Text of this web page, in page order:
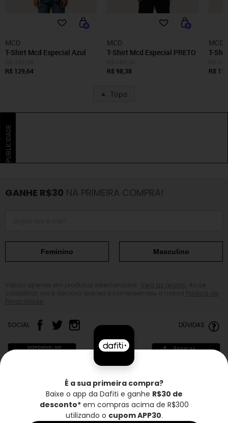
MCD
T-Shirt Mcd Especial Azul
R$ 129,64
MCD
T-Shirt Mcd Especial PRETO
R$ 98,38
MCD
T-
R$
Topo
PUBLICIDADE
GANHE R$30 NA PRIMEIRA COMPRA!
Feminino Masculino
SOCIAL DÚVIDAS
Frete grátis* Troca grátis Entrega rápida
É a sua primeira compra?
Baixe o app da Dafiti e ganhe R$30 de
desconto*em compras acima de R$300
utilizando o cupom APP30.